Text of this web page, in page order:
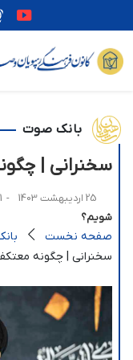
بانک صوت
سخنرانی |
25 اردیبهشت 1403 - 10:31 ق.ظ
شویم؟
صفحه نخست
سخنرانی | چگونه